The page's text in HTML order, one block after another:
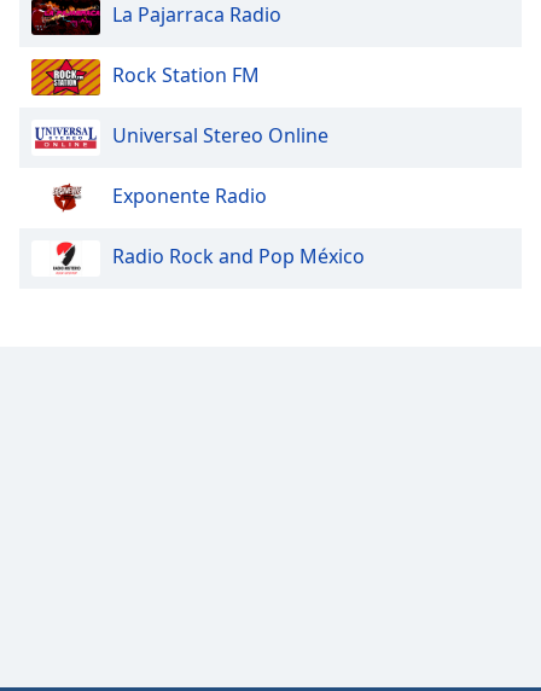
La Pajarraca Radio
Rock Station FM
Universal Stereo Online
Exponente Radio
Radio Rock and Pop México